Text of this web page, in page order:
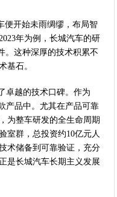
便开始未雨绸缪，布局智
年为例，长城汽车的研
。这种深厚的技术积累不
基石。
卓越的技术口碑。作为
产品中。尤其在产品可靠
为整车研发的全生命周期
室群，总投资约10亿元人
术储备到可靠验证，充分
是长城汽车长期主义发展